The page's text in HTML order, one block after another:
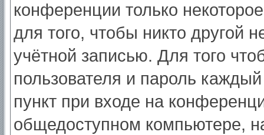
конференции только
для того, чтобы никто другой
учётной записью. Для того
пользователя и пароль
пункт при входе на
общедоступном компьютере,